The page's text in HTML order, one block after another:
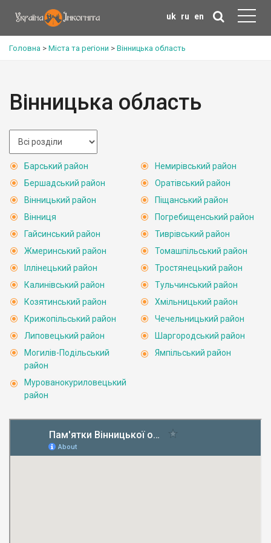
uk ru en
Головна > Міста та регіони > Вінницька область
Вінницька область
Барський район
Бершадський район
Вінницький район
Вінниця
Гайсинський район
Жмеринський район
Іллінецький район
Калинівський район
Козятинський район
Крижопільський район
Липовецький район
Могилів-Подільський
район
Мурованокуриловецький
район
Немирівський район
Оратівський район
Піщанський район
Погребищенський район
Тиврівський район
Томашпільський район
Тростянецький район
Тульчинський район
Хмільницький район
Чечельницький район
Шаргородський район
Ямпільський район